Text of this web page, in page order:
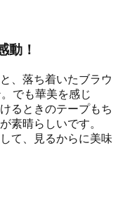
動！
、落ち着いたブラウ
でも華美を感じ
るときのテープもち
素晴らしいです。
て、見るからに美味